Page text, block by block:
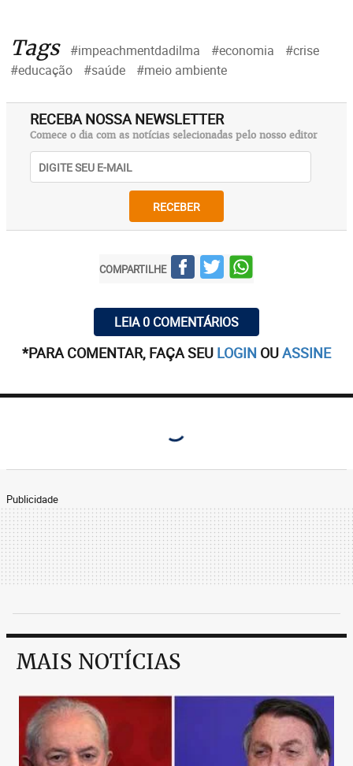
Tags #impeachmentdadilma #economia
#crise
#educação
#saúde #meio ambiente
RECEBA NOSSA NEWSLETTER
Comece o dia com as notícias selecionadas pelo nosso editor
RECEBER
COMPARTILHE
LEIA 0 COMENTÁRIOS
*PARA COMENTAR, FAÇA SEU LOGIN OUASSINE
Publicidade
MAIS NOTÍCIAS